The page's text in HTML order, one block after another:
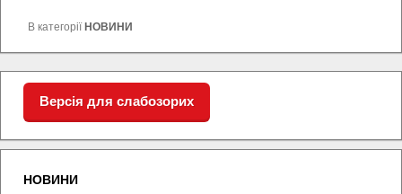
В категоріїНОВИНИ
Версія для слабозорих
НОВИНИ